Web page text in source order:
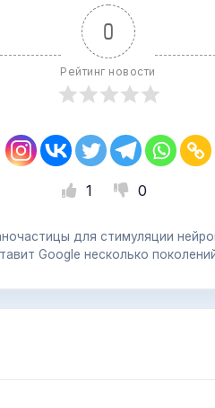
0
Рейтинг новости
1 0
для стимуляции
Google несколько